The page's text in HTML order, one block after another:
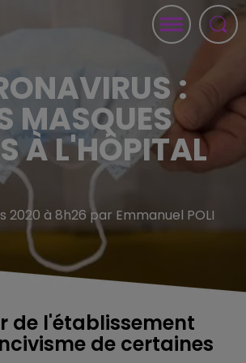
:
MASQUES
À L'HÔPITAL
2020 à 8h26 par Emmanuel POLI
de l'établissement
de certaines